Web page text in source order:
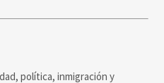
política, inmigración y